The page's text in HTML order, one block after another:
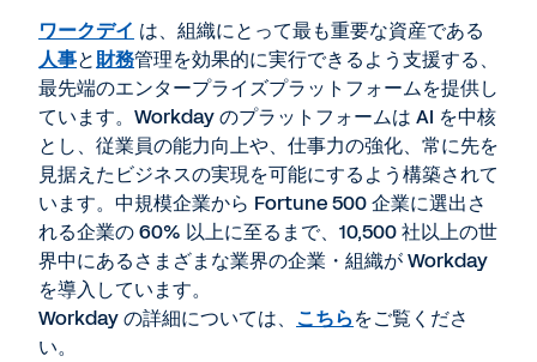
ワークデイ は、組織にとって最も重要な資産である
人事と財務管理を効果的に実行できるよう支援する、
最先端のエンタープライズプラットフォームを提供し
ています。Workday のプラットフォームは AI を中核
とし、従業員の能力向上や、仕事力の強化、常に先を
見据えたビジネスの実現を可能にするよう構築されて
います。中規模企業から Fortune 500 企業に選出さ
れる企業の 60% 以上に至るまで、10,500 社以上の世
界中にあるさまざまな業界の企業・組織が Workday
を導入しています。
Workday の詳細については、 こちらをご覧くださ
い。